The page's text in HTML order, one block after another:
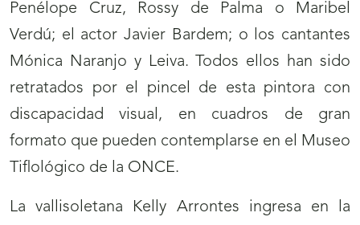
Penélope Cruz, Rossy de Palma o Maribel
Verdú; el actor Javier Bardem; o los cantantes
Mónica Naranjo y Leiva. Todos ellos han sido
retratados por el pincel de esta pintora con
discapacidad visual, en cuadros de gran
formato que pueden contemplarse en el Museo
Tiflológico de la ONCE.
La vallisoletana Kelly Arrontes ingresa en la